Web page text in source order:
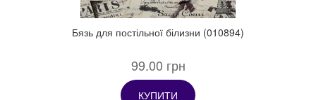
Бязь для постільної білизни (010894)
99.00 грн
КУПИТИ